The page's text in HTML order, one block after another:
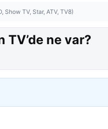
Show TV, Star, ATV, TV8)
TV’de ne var?